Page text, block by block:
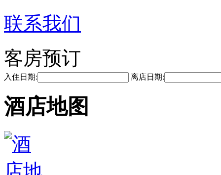
联系我们
客房预订
入住日期: 离店日期:
酒店地图